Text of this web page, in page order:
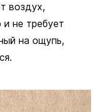
воздух,
не требует
на ощупь,